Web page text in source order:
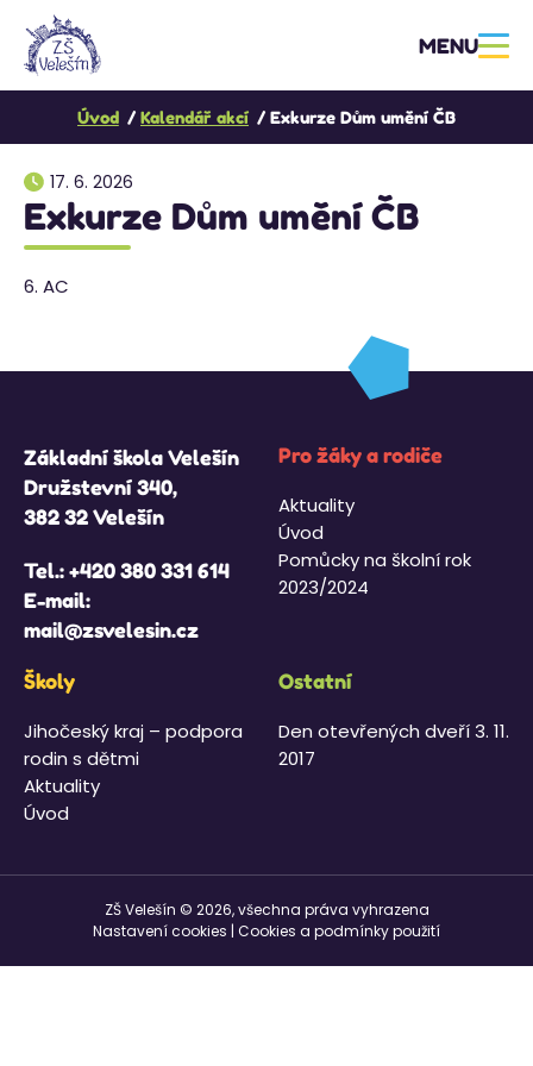
MENU
Úvod Kalendář akcí Exkurze Dům umění ČB
17. 6. 2026
Exkurze Dům umění ČB
6. AC
Základní škola Velešín
Družstevní 340,
382 32 Velešín
Tel.:+420 380 331 614
E-mail:
mail@zsvelesin.cz
Pro žáky a rodiče
Aktuality
Úvod
Pomůcky na školní rok
2023/2024
Školy
Jihočeský kraj – podpora
rodin s dětmi
Aktuality
Úvod
Ostatní
Den otevřených dveří 3. 11.
2017
ZŠ Velešín © 2026, všechna práva vyhrazena
Nastavení cookies Cookies a podmínky použití